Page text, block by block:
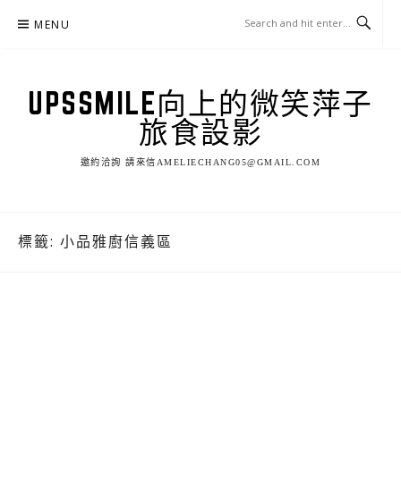
MENU
UPSSMILE向上的微笑萍子
旅食設影
邀約洽詢 請來信AMELIECHANG05@GMAIL.COM
標籤: 小品雅廚信義區